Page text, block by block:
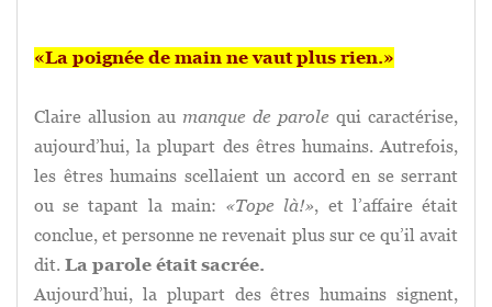
«La poignée de main ne vaut plus rien.»
Claire allusion au manque de parole qui caractérise,
aujourd’hui, la plupart des êtres humains. Autrefois,
les êtres humains scellaient un accord en se serrant
ou se tapant la main: «Tope là!», et l’affaire était
conclue, et personne ne revenait plus sur ce qu’il avait
dit. La parole était sacrée.
Aujourd’hui, la plupart des êtres humains signent,